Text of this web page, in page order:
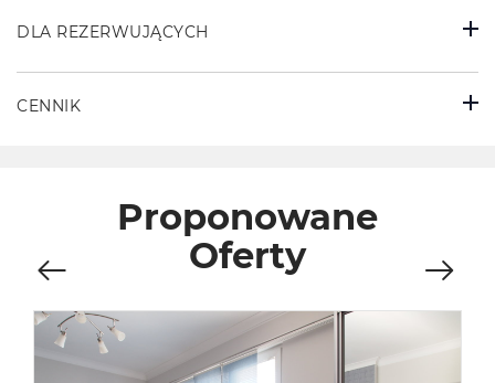
DLA REZERWUJĄCYCH
CENNIK
Proponowane
Oferty